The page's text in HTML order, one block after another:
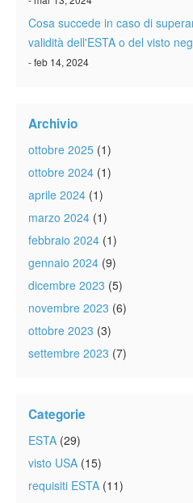
Cosa succede in caso di
validità dell'ESTA o del visto
- feb 14, 2024
Archivio
ottobre 2025 (1)
ottobre 2024 (1)
aprile 2024 (1)
marzo 2024 (1)
febbraio 2024 (1)
gennaio 2024 (9)
dicembre 2023 (5)
novembre 2023 (6)
ottobre 2023 (3)
settembre 2023 (7)
Categorie
ESTA (29)
visto USA (15)
requisiti ESTA (11)